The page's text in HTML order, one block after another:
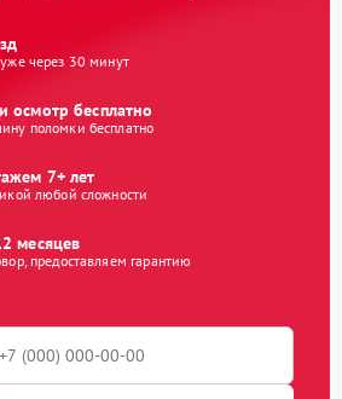
через 30 минут
осмотр бесплатно
поломки бесплатно
7+ лет
любой сложности
месяцев
предоставляем гарантию